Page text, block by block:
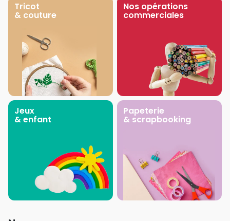
Tricot
& couture
Nos opérations
commerciales
Jeux
& enfant
Papeterie
& scrapbooking